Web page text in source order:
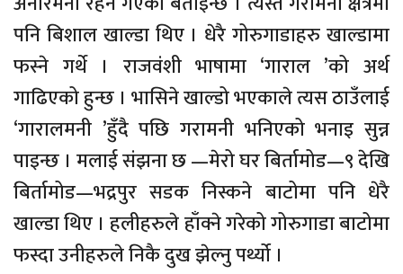
पनि बिशाल खाल्डा थिए । धेरै गोरुगाडाहरु खाल्डामा
फस्ने गर्थे । राजवंशी भाषामा ‘गाराल ’को अर्थ
गाढिएको हुन्छ । भासिने खाल्डो भएकाले त्यस ठाउँलाई
‘गारालमनी ’हुँदै पछि गरामनी भनिएको भनाइ सुन्न
पाइन्छ । मलाई संझना छ —मेरो घर बिर्तामोड—९ देखि
बिर्तामोड—भद्रपुर सडक निस्कने बाटोमा पनि धेरै
खाल्डा थिए । हलीहरुले हाँक्ने गरेको गोरुगाडा बाटोमा
फस्दा उनीहरुले निकै दुख झेल्नु पर्थ्यो ।